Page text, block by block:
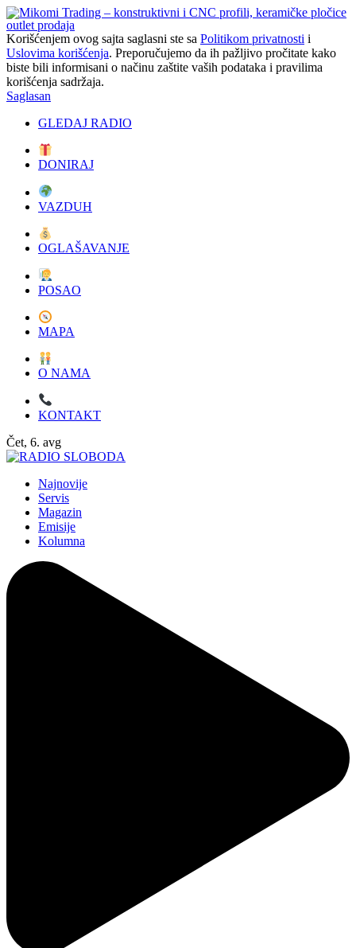
Korišćenjem ovog sajta saglasni ste sa Politikom privatnosti i
Uslovima korišćenja. Preporučujemo da ih pažljivo pročitate kako
biste bili informisani o načinu zaštite vaših podataka i pravilima
korišćenja sadržaja.
Saglasan
GLEDAJ RADIO
DONIRAJ
VAZDUH
OGLAŠAVANJE
POSAO
MAPA
O NAMA
KONTAKT
Čet, 6. avg
Najnovije
Servis
Magazin
Emisije
Kolumna